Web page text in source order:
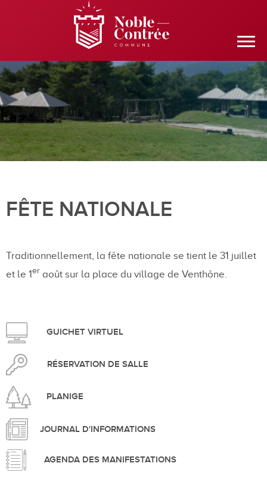
FÊTE NATIONALE
Traditionnellement, la fête nationale se tient le 31 juillet
et le 1er août sur la place du village de Venthône.
GUICHET VIRTUEL
RÉSERVATION DE SALLE
PLANIGE
JOURNAL D'INFORMATIONS
AGENDA DES MANIFESTATIONS